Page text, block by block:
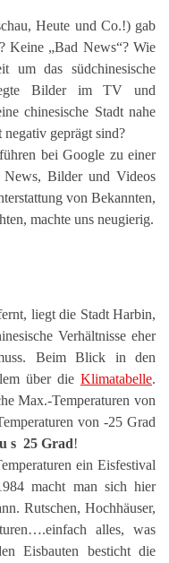
Heute und Co.!) gab
Keine „Bad News“? Wie
um das südchinesische
Bilder im TV und
chinesische Stadt nahe
negativ geprägt sind?
bei Google zu einer
Bilder und Videos
von Bekannten,
machte uns neugierig.
liegt die Stadt Harbin,
Verhältnisse eher
Beim Blick in den
über die Klimatabelle.
Max.-Temperaturen von
von -25 Grad
s 25 Grad!
ein Eisfestival
macht man sich hier
Rutschen, Hochhäuser,
alles, was
Eisbauten besticht die